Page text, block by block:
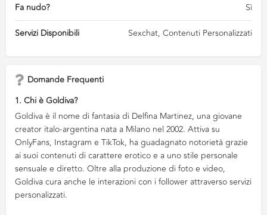
Fa nudo? Sì
Servizi Disponibili Sexchat, Contenuti Personalizzati
Domande Frequenti
1. Chi è Goldiva?
Goldiva è il nome di fantasia di Delfina Martinez, una giovane
creator italo-argentina nata a Milano nel 2002. Attiva su
OnlyFans, Instagram e TikTok, ha guadagnato notorietà grazie
ai suoi contenuti di carattere erotico e a uno stile personale
sensuale e diretto. Oltre alla produzione di foto e video,
Goldiva cura anche le interazioni con i follower attraverso servizi
personalizzati.